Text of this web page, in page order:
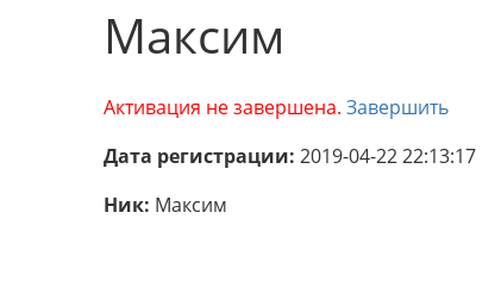
Максим
Активация не завершена. Завершить
Дата регистрации: 2019-04-22 22:13:17
Ник: Максим